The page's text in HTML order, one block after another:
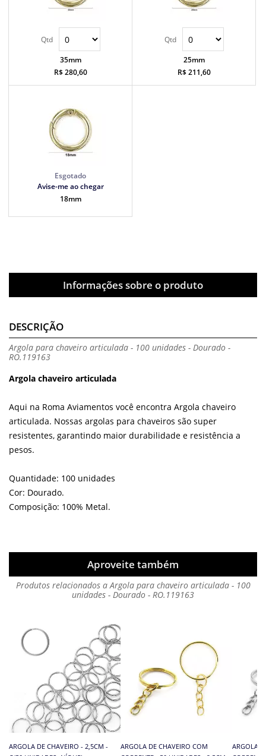
35mm
R$ 280,60
25mm
R$ 211,60
Avise-me ao chegar
18mm
Informações sobre o produto
DESCRIÇÃO
Argola para chaveiro articulada - 100 unidades - Dourado -
RO.119163
Argola chaveiro articulada
Aqui na Roma Aviamentos você encontra Argola chaveiro
articulada. Nossas argolas para chaveiros são super
resistentes, garantindo maior durabilidade e resistência a
pesos.
Quantidade: 100 unidades
Cor: Dourado.
Composição: 100% Metal.
Aproveite também
Produtos relacionados a Argola para chaveiro articulada - 100
unidades - Dourado - RO.119163
ARGOLA DE CHAVEIRO - 2,5CM -
ARGOLA DE CHAVEIRO COM
ARGOLA